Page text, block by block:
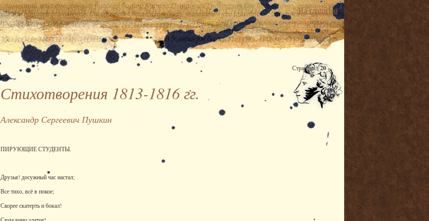
На главную
Страница: 20
Стихотворения 1813-1816 гг.
Александр Сергеевич Пушкин
ПИРУЮЩИЕ СТУДЕНТЫ.
Друзья! досужный час настал;
Все тихо, всё в покое;
Скорее скатерть и бокал!